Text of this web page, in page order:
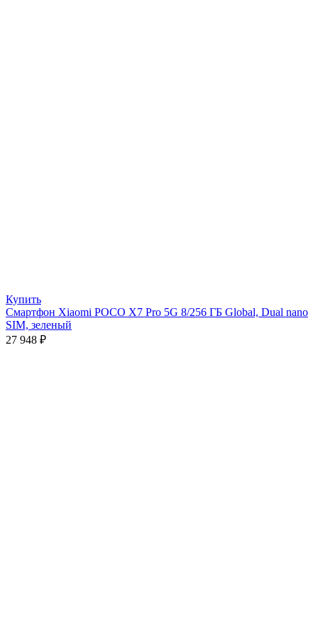
Купить
Смартфон Xiaomi POCO X7 Pro 5G 8/256 ГБ Global, Dual nano
SIM, зеленый
27 948 ₽